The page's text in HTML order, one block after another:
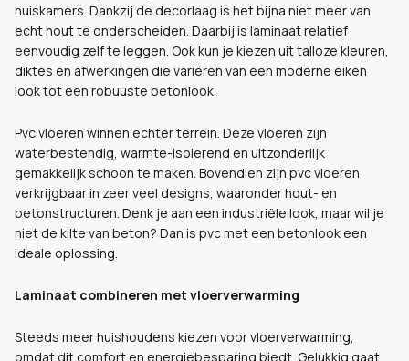
huiskamers. Dankzij de decorlaag is het bijna niet meer van
echt hout te onderscheiden. Daarbij is laminaat relatief
eenvoudig zelf te leggen. Ook kun je kiezen uit talloze kleuren,
diktes en afwerkingen die variëren van een moderne eiken
look tot een robuuste betonlook.
Pvc vloeren winnen echter terrein. Deze vloeren zijn
waterbestendig, warmte-isolerend en uitzonderlijk
gemakkelijk schoon te maken. Bovendien zijn pvc vloeren
verkrijgbaar in zeer veel designs, waaronder hout- en
betonstructuren. Denk je aan een industriële look, maar wil je
niet de kilte van beton? Dan is pvc met een betonlook een
ideale oplossing.
Laminaat combineren met vloerverwarming
Steeds meer huishoudens kiezen voor vloerverwarming,
omdat dit comfort en energiebesparing biedt. Gelukkig gaat